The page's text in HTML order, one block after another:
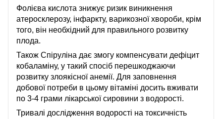
Фолієва кислота знижує ризик виникнення
атеросклерозу, інфаркту, варикозної хвороби, крім
того, він необхідний для правильного розвитку
плода.
Також Спіруліна дає змогу компенсувати дефіцит
кобаламіну, у такий спосіб перешкоджаючи
розвитку злоякісної анемії. Для заповнення
добової потреби в цьому вітаміні досить вживати
по 3-4 грами лікарської сировини з водорості.
Тривалі дослідження водорості на токсичність